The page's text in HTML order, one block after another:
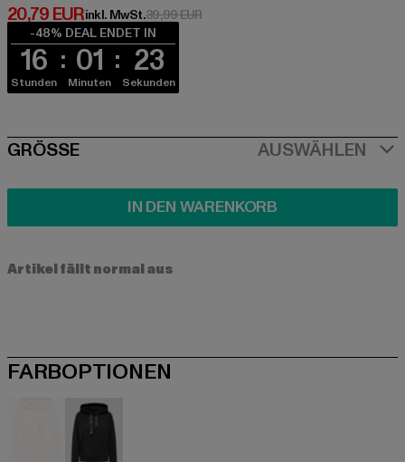
20,79 EUR
Derzeitiger Preis: 20,79 EUR
inkl. MwSt.39,99 EURAktionspreis: 39,99 EUR
-48% DEAL ENDET IN
16
Stunden
01
Minuten
23
Sekunden
SIZE
GRÖSSE AUSWÄHLEN
IN DEN WARENKORB
Artikel fällt normal aus
FARBOPTIONEN